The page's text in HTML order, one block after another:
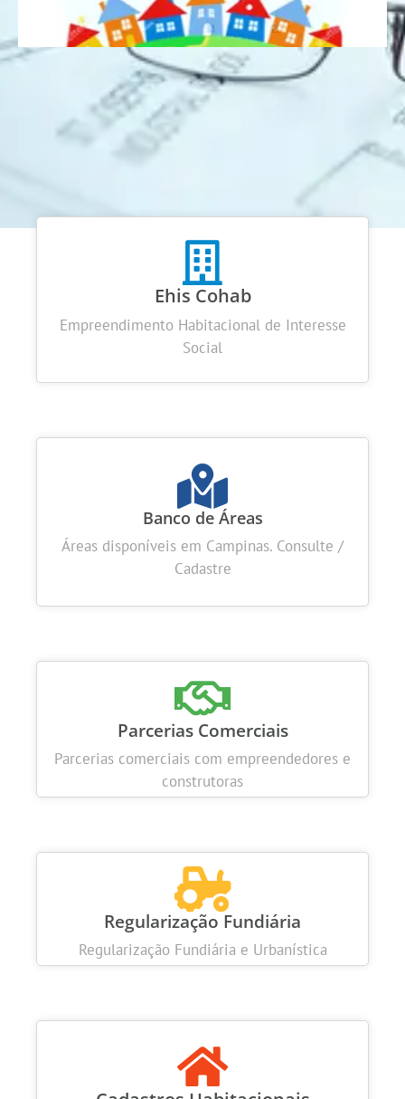
EDITAL DE
CHAMAMENTO
2019 / 2020
Ehis Cohab
Empreendimento Habitacional de Interesse
Social
Banco de Áreas
Áreas disponíveis em Campinas. Consulte /
Cadastre
Parcerias Comerciais
Parcerias comerciais com empreendedores e
construtoras
Regularização Fundiária
Regularização Fundiária e Urbanística